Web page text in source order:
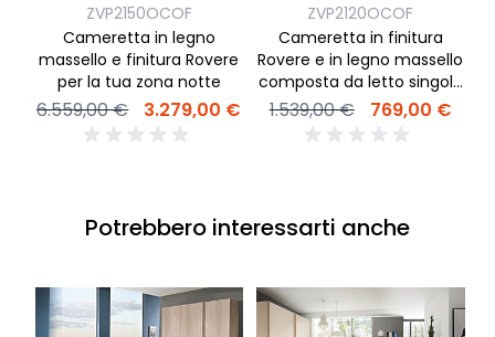
ZVP2150OCOF
Cameretta in legno
massello e finitura Rovere
per la tua zona notte
6.559,00 € 3.279,00 €
ZVP2120OCOF
Cameretta in finitura
Rovere e in legno massello
composta da letto singolo
e comodino
1.539,00 € 769,00 €
Potrebbero interessarti anche